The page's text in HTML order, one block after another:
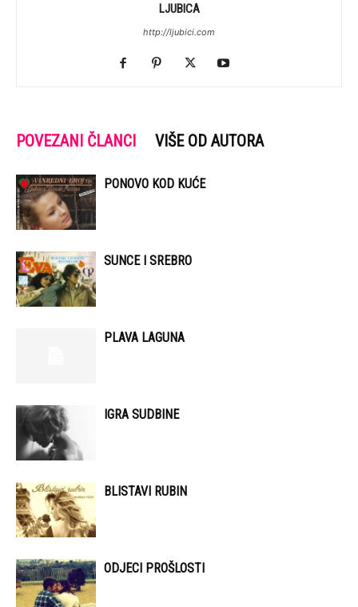
LJUBICA
http://ljubici.com
POVEZANI ČLANCI VIŠE OD AUTORA
PONOVO KOD KUĆE
SUNCE I SREBRO
PLAVA LAGUNA
IGRA SUDBINE
BLISTAVI RUBIN
ODJECI PROŠLOSTI